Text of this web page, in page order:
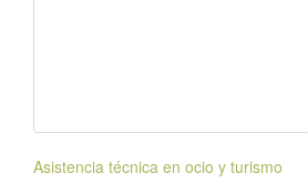
Asistencia técnica en ocio y turismo